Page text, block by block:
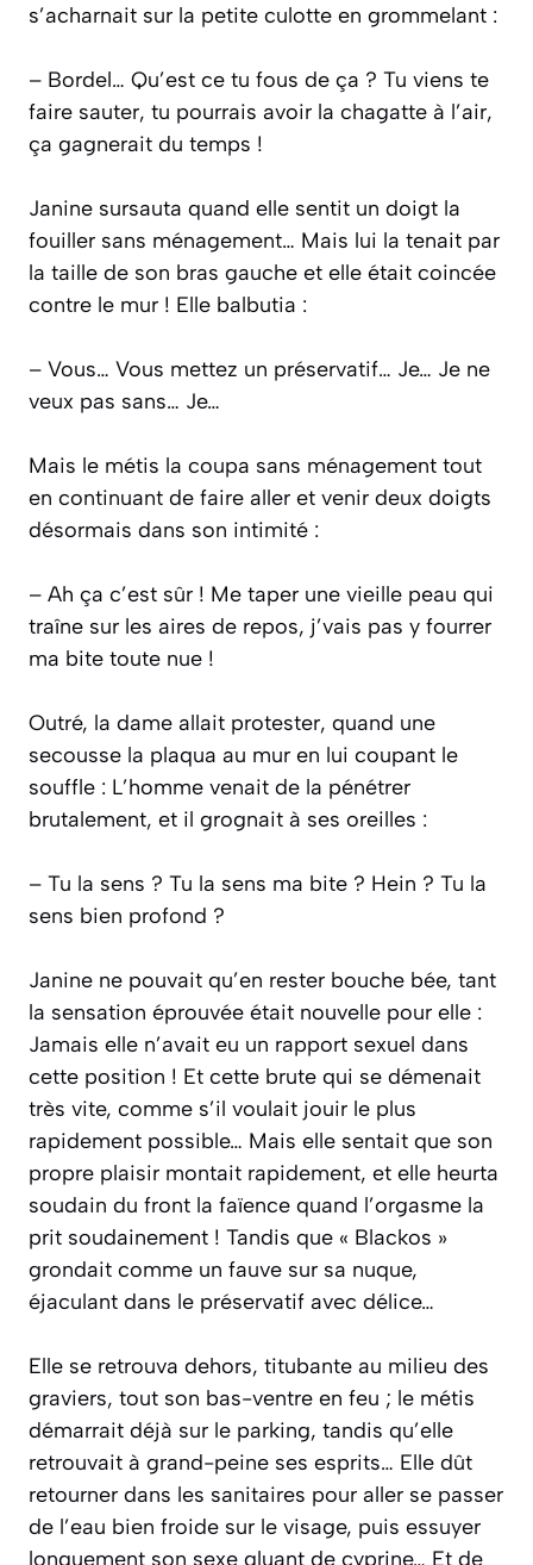
s’acharnait sur la petite culotte en grommelant :
– Bordel… Qu’est ce tu fous de ça ? Tu viens te
faire sauter, tu pourrais avoir la chagatte à l’air,
ça gagnerait du temps !
Janine sursauta quand elle sentit un doigt la
fouiller sans ménagement… Mais lui la tenait par
la taille de son bras gauche et elle était coincée
contre le mur ! Elle balbutia :
– Vous… Vous mettez un préservatif… Je… Je ne
veux pas sans… Je…
Mais le métis la coupa sans ménagement tout
en continuant de faire aller et venir deux doigts
désormais dans son intimité :
– Ah ça c’est sûr ! Me taper une vieille peau qui
traîne sur les aires de repos, j’vais pas y fourrer
ma bite toute nue !
Outré, la dame allait protester, quand une
secousse la plaqua au mur en lui coupant le
souffle : L’homme venait de la pénétrer
brutalement, et il grognait à ses oreilles :
– Tu la sens ? Tu la sens ma bite ? Hein ? Tu la
sens bien profond ?
Janine ne pouvait qu’en rester bouche bée, tant
la sensation éprouvée était nouvelle pour elle :
Jamais elle n’avait eu un rapport sexuel dans
cette position ! Et cette brute qui se démenait
très vite, comme s’il voulait jouir le plus
rapidement possible… Mais elle sentait que son
propre plaisir montait rapidement, et elle heurta
soudain du front la faïence quand l’orgasme la
prit soudainement ! Tandis que « Blackos »
grondait comme un fauve sur sa nuque,
éjaculant dans le préservatif avec délice…
Elle se retrouva dehors, titubante au milieu des
graviers, tout son bas-ventre en feu ; le métis
démarrait déjà sur le parking, tandis qu’elle
retrouvait à grand-peine ses esprits… Elle dût
retourner dans les sanitaires pour aller se passer
de l’eau bien froide sur le visage, puis essuyer
longuement son sexe gluant de cyprine… Et de